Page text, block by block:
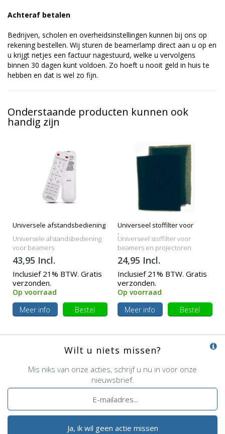
Achteraf betalen
Bedrijven, scholen en overheidsinstellingen kunnen bij ons op
rekening bestellen. Wij sturen de beamerlamp direct aan u op en
u krijgt netjes een factuur nagestuurd, welke u vervolgens
binnen 30 dagen kunt voldoen. Zo hoeft u nooit geld in huis te
hebben en dat is wel zo fijn.
Onderstaande producten kunnen ook
handig zijn
Universele afstandsbediening
Universele afstandsbediening
voor beamers
43,95 Incl.
Inclusief 21% BTW. Gratis
verzonden.
Op voorraad
Meer info
Bestel
Universeel stoffilter voor
beamers
Universeel stoffilter voor
beamers en projectoren
24,95 Incl.
Inclusief 21% BTW. Gratis
verzonden.
Op voorraad
Meer info
Bestel
Wilt u niets missen?
Mis niks van onze acties, schrijf u nu in voor onze
nieuwsbrief.
Ja, ik wil geen actie missen